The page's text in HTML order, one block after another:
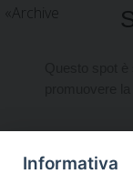
to Archive
Durata: 30''
Informativa